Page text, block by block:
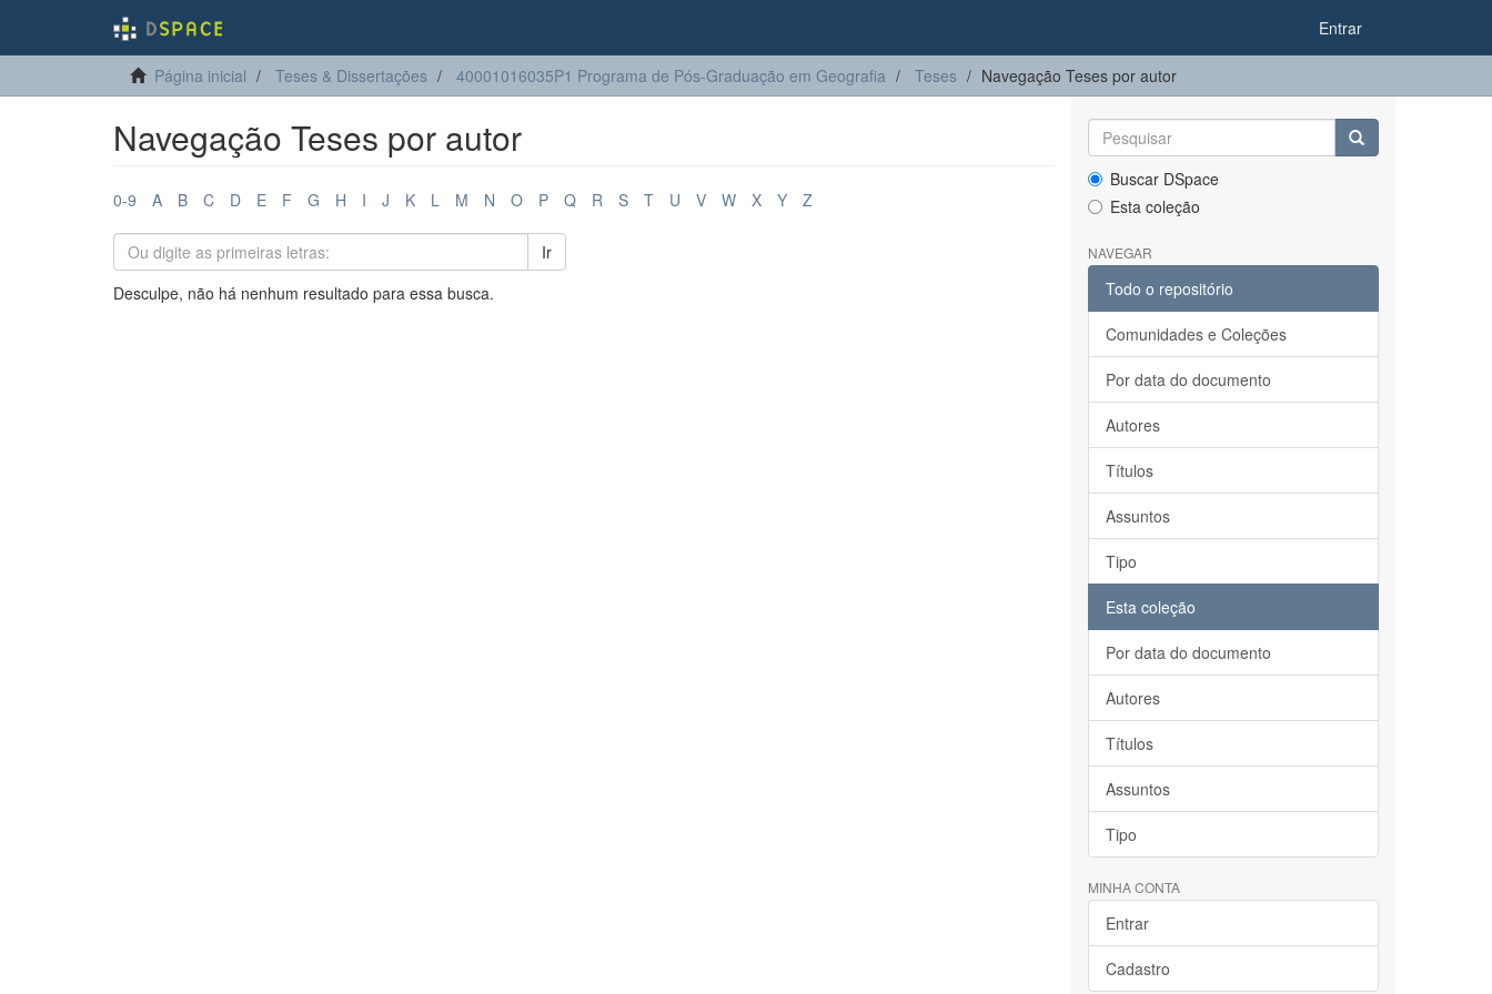
Entrar
Página inicial Teses & Dissertações 40001016035P1 Programa de Pós-Graduação em Geografia Teses Navegação Teses por autor
Navegação Teses por autor
0-9 A B C D E F G H I J K L M N O P Q R S T U V W X Y Z
Ir
Desculpe, não há nenhum resultado para essa busca.
Buscar DSpace
Esta coleção
NAVEGAR
Todo o repositório
Comunidades e Coleções
Por data do documento
Autores
Títulos
Assuntos
Tipo
Esta coleção
Por data do documento
Autores
Títulos
Assuntos
Tipo
MINHA CONTA
Entrar
Cadastro